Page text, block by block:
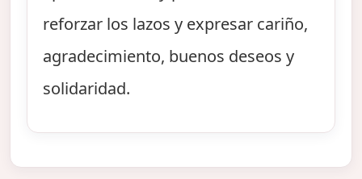
reforzar los lazos y expresar cariño,
agradecimiento, buenos deseos y
solidaridad.